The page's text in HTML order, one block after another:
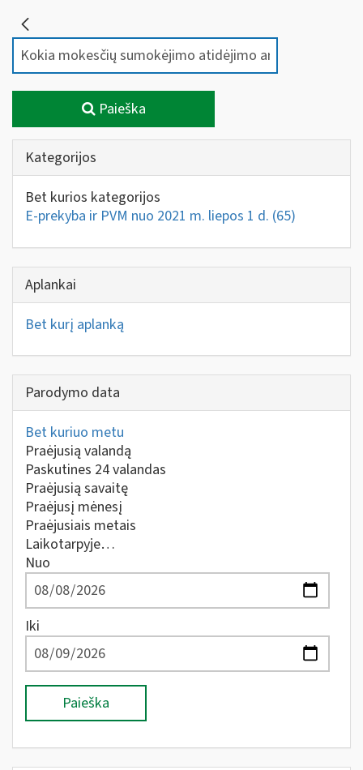
Paieška
Kategorijos
Bet kurios kategorijos
E-prekyba ir PVM nuo 2021 m. liepos 1 d. (65)
Aplankai
Bet kurį aplanką
Parodymo data
Bet kuriuo metu
Praėjusią valandą
Paskutines 24 valandas
Praėjusią savaitę
Praėjusį mėnesį
Praėjusiais metais
Laikotarpyje…
Nuo
Iki
Paieška